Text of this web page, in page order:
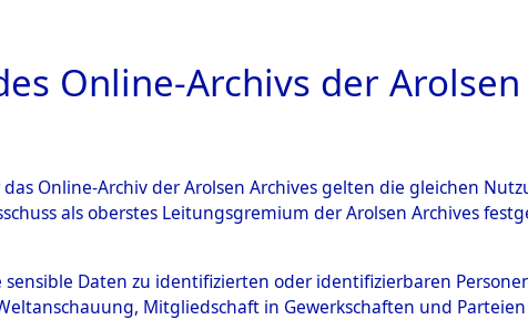
ARCHIVALE ÜBERSICHT BILD
Online-Archivs der Arolsen
Online-Archiv der Arolsen Archives gelten die gleichen
als oberstes Leitungsgremium der Arolsen Archives
sensible Daten zu identifizierten oder identifizierbaren
Mitgliedschaft in Gewerkschaften und